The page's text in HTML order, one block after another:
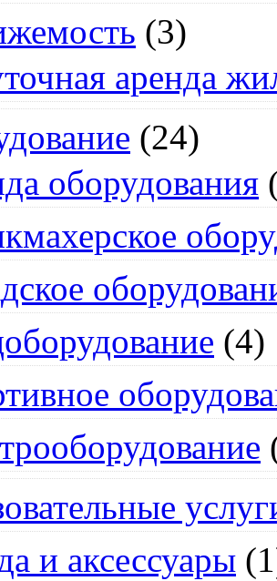
(3)
аренда
(24)
оборудования
(4)
и аксессуары